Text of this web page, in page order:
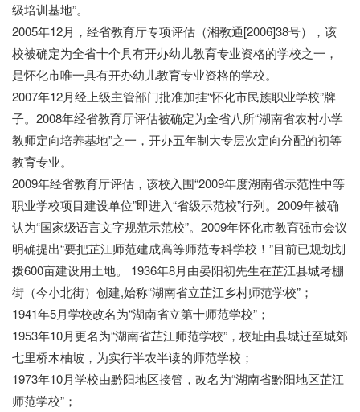
级培训基地”。
2005年12月，经省教育厅专项评估（湘教通[2006]38号），该
校被确定为全省十个具有开办幼儿教育专业资格的学校之一，
是怀化市唯一具有开办幼儿教育专业资格的学校。
2007年12月经上级主管部门批准加挂“怀化市民族职业学校”牌
子。2008年经省教育厅评估被确定为全省八所“湖南省农村小学
教师定向培养基地”之一，开办五年制大专层次定向分配的初等
教育专业。
2009年经省教育厅评估，该校入围“2009年度湖南省示范性中等
职业学校项目建设单位”即进入“省级示范校”行列。2009年被确
认为“国家级语言文字规范示范校”。2009年怀化市教育强市会议
明确提出“要把芷江师范建成高等师范专科学校！”目前已规划划
拨600亩建设用土地。 1936年8月由晏阳初先生在芷江县城考棚
街（今小北街）创建,始称“湖南省立芷江乡村师范学校”；
1941年5月学校改名为“湖南省立第十师范学校”；
1953年10月更名为“湖南省芷江师范学校”，校址由县城迁至城郊
七里桥木柚坡，为实行半农半读的师范学校；
1973年10月学校由黔阳地区接管，改名为“湖南省黔阳地区芷江
师范学校”；